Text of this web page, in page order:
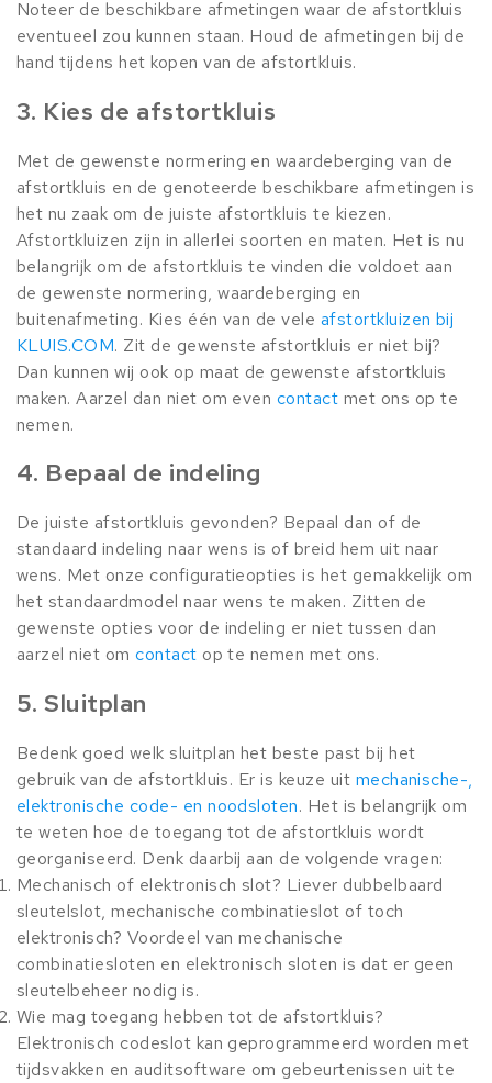
Noteer de beschikbare afmetingen waar de afstortkluis
eventueel zou kunnen staan. Houd de afmetingen bij de
hand tijdens het kopen van de afstortkluis.
3. Kies de afstortkluis
Met de gewenste normering en waardeberging van de
afstortkluis en de genoteerde beschikbare afmetingen is
het nu zaak om de juiste afstortkluis te kiezen.
Afstortkluizen zijn in allerlei soorten en maten. Het is nu
belangrijk om de afstortkluis te vinden die voldoet aan
de gewenste normering, waardeberging en
buitenafmeting. Kies één van de vele afstortkluizen bij
KLUIS.COM. Zit de gewenste afstortkluis er niet bij?
Dan kunnen wij ook op maat de gewenste afstortkluis
maken. Aarzel dan niet om even contact met ons op te
nemen.
4. Bepaal de indeling
De juiste afstortkluis gevonden? Bepaal dan of de
standaard indeling naar wens is of breid hem uit naar
wens. Met onze configuratieopties is het gemakkelijk om
het standaardmodel naar wens te maken. Zitten de
gewenste opties voor de indeling er niet tussen dan
aarzel niet omcontact op te nemen met ons.
5. Sluitplan
Bedenk goed welk sluitplan het beste past bij het
gebruik van de afstortkluis. Er is keuze uit mechanische-,
elektronische code- en noodsloten. Het is belangrijk om
te weten hoe de toegang tot de afstortkluis wordt
georganiseerd. Denk daarbij aan de volgende vragen:
Mechanisch of elektronisch slot? Liever dubbelbaard
sleutelslot, mechanische combinatieslot of toch
elektronisch? Voordeel van mechanische
combinatiesloten en elektronisch sloten is dat er geen
sleutelbeheer nodig is.
Wie mag toegang hebben tot de afstortkluis?
Elektronisch codeslot kan geprogrammeerd worden met
tijdsvakken en auditsoftware om gebeurtenissen uit te